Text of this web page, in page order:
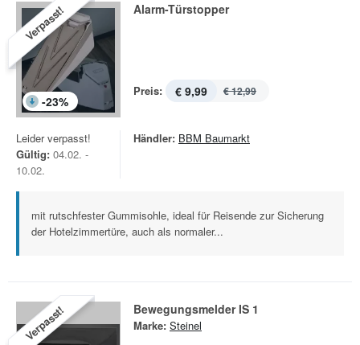
Verpasst!
-23%
Alarm-Türstopper
Preis: € 9,99 € 12,99
Leider verpasst!
Gültig: 04.02. -
10.02.
Händler: BBM Baumarkt
mit rutschfester Gummisohle, ideal für Reisende zur Sicherung
der Hotelzimmertüre, auch als normaler...
Verpasst! Bewegungsmelder IS 1
Marke: Steinel